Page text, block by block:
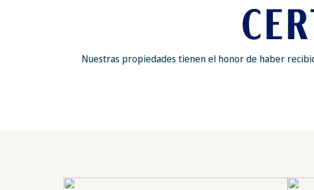
Nuestras propiedades tienen el honor de haber